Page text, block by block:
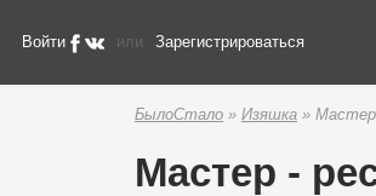
Войти или Зарегистрироваться
БылоСтало » Изяшка »
Мастер -